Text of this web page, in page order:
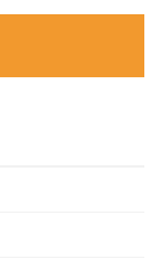
料